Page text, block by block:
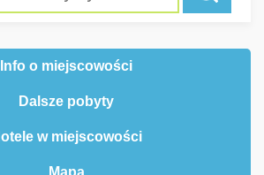
Info o miejscowości
Dalsze pobyty
w miejscowości
Mapa